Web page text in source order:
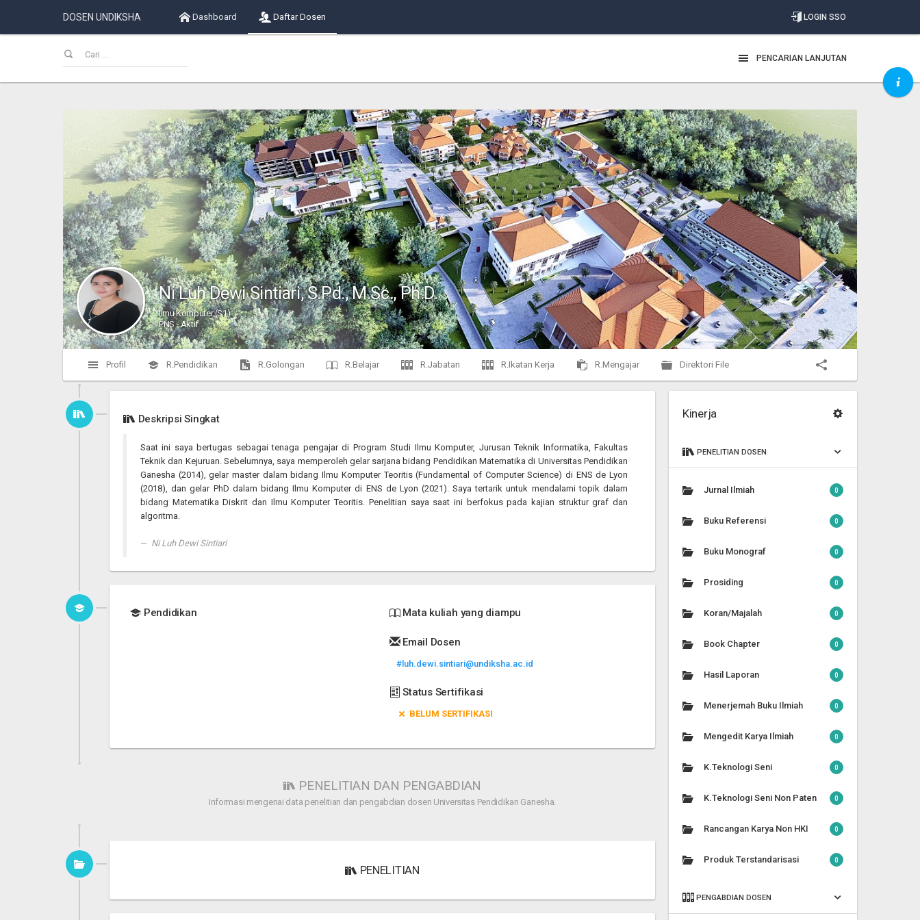
DOSEN UNDIKSHA Dashboard Daftar Dosen LOGIN SSO
PENCARIAN LANJUTAN
Ni Luh Dewi Sintiari, S.Pd., M.Sc., Ph.D.
Ilmu Komputer (S1)
PNS - Aktif
Profil R.Pendidikan R.Golongan R.Belajar R.Jabatan R.Ikatan Kerja R.Mengajar Direktori File
Deskripsi Singkat
Saat ini saya bertugas sebagai tenaga pengajar di Program Studi Ilmu Komputer, Jurusan Teknik Informatika, Fakultas
Teknik dan Kejuruan. Sebelumnya, saya memperoleh gelar sarjana bidang Pendidikan Matematika di Universitas Pendidikan
Ganesha (2014), gelar master dalam bidang Ilmu Komputer Teoritis (Fundamental of Computer Science) di ENS de Lyon
(2018), dan gelar PhD dalam bidang Ilmu Komputer di ENS de Lyon (2021). Saya tertarik untuk mendalami topik dalam
bidang Matematika Diskrit dan Ilmu Komputer Teoritis. Penelitian saya saat ini berfokus pada kajian struktur graf dan
algoritma.
Ni Luh Dewi Sintiari
Pendidikan Mata kuliah yang diampu
Email Dosen
#luh.dewi.sintiari@undiksha.ac.id
Status Sertifikasi
BELUM SERTIFIKASI
PENELITIAN DAN PENGABDIAN
Informasi mengenai data penelitian dan pengabdian dosen Universitas Pendidikan Ganesha.
PENELITIAN
Kinerja
PENELITIAN DOSEN
Jurnal Ilmiah 0
Buku Referensi 0
Buku Monograf 0
Prosiding 0
Koran/Majalah 0
Book Chapter 0
Hasil Laporan 0
Menerjemah Buku Ilmiah 0
Mengedit Karya Ilmiah 0
K.Teknologi Seni 0
K.Teknologi Seni Non Paten 0
Rancangan Karya Non HKI 0
Produk Terstandarisasi 0
PENGABDIAN DOSEN